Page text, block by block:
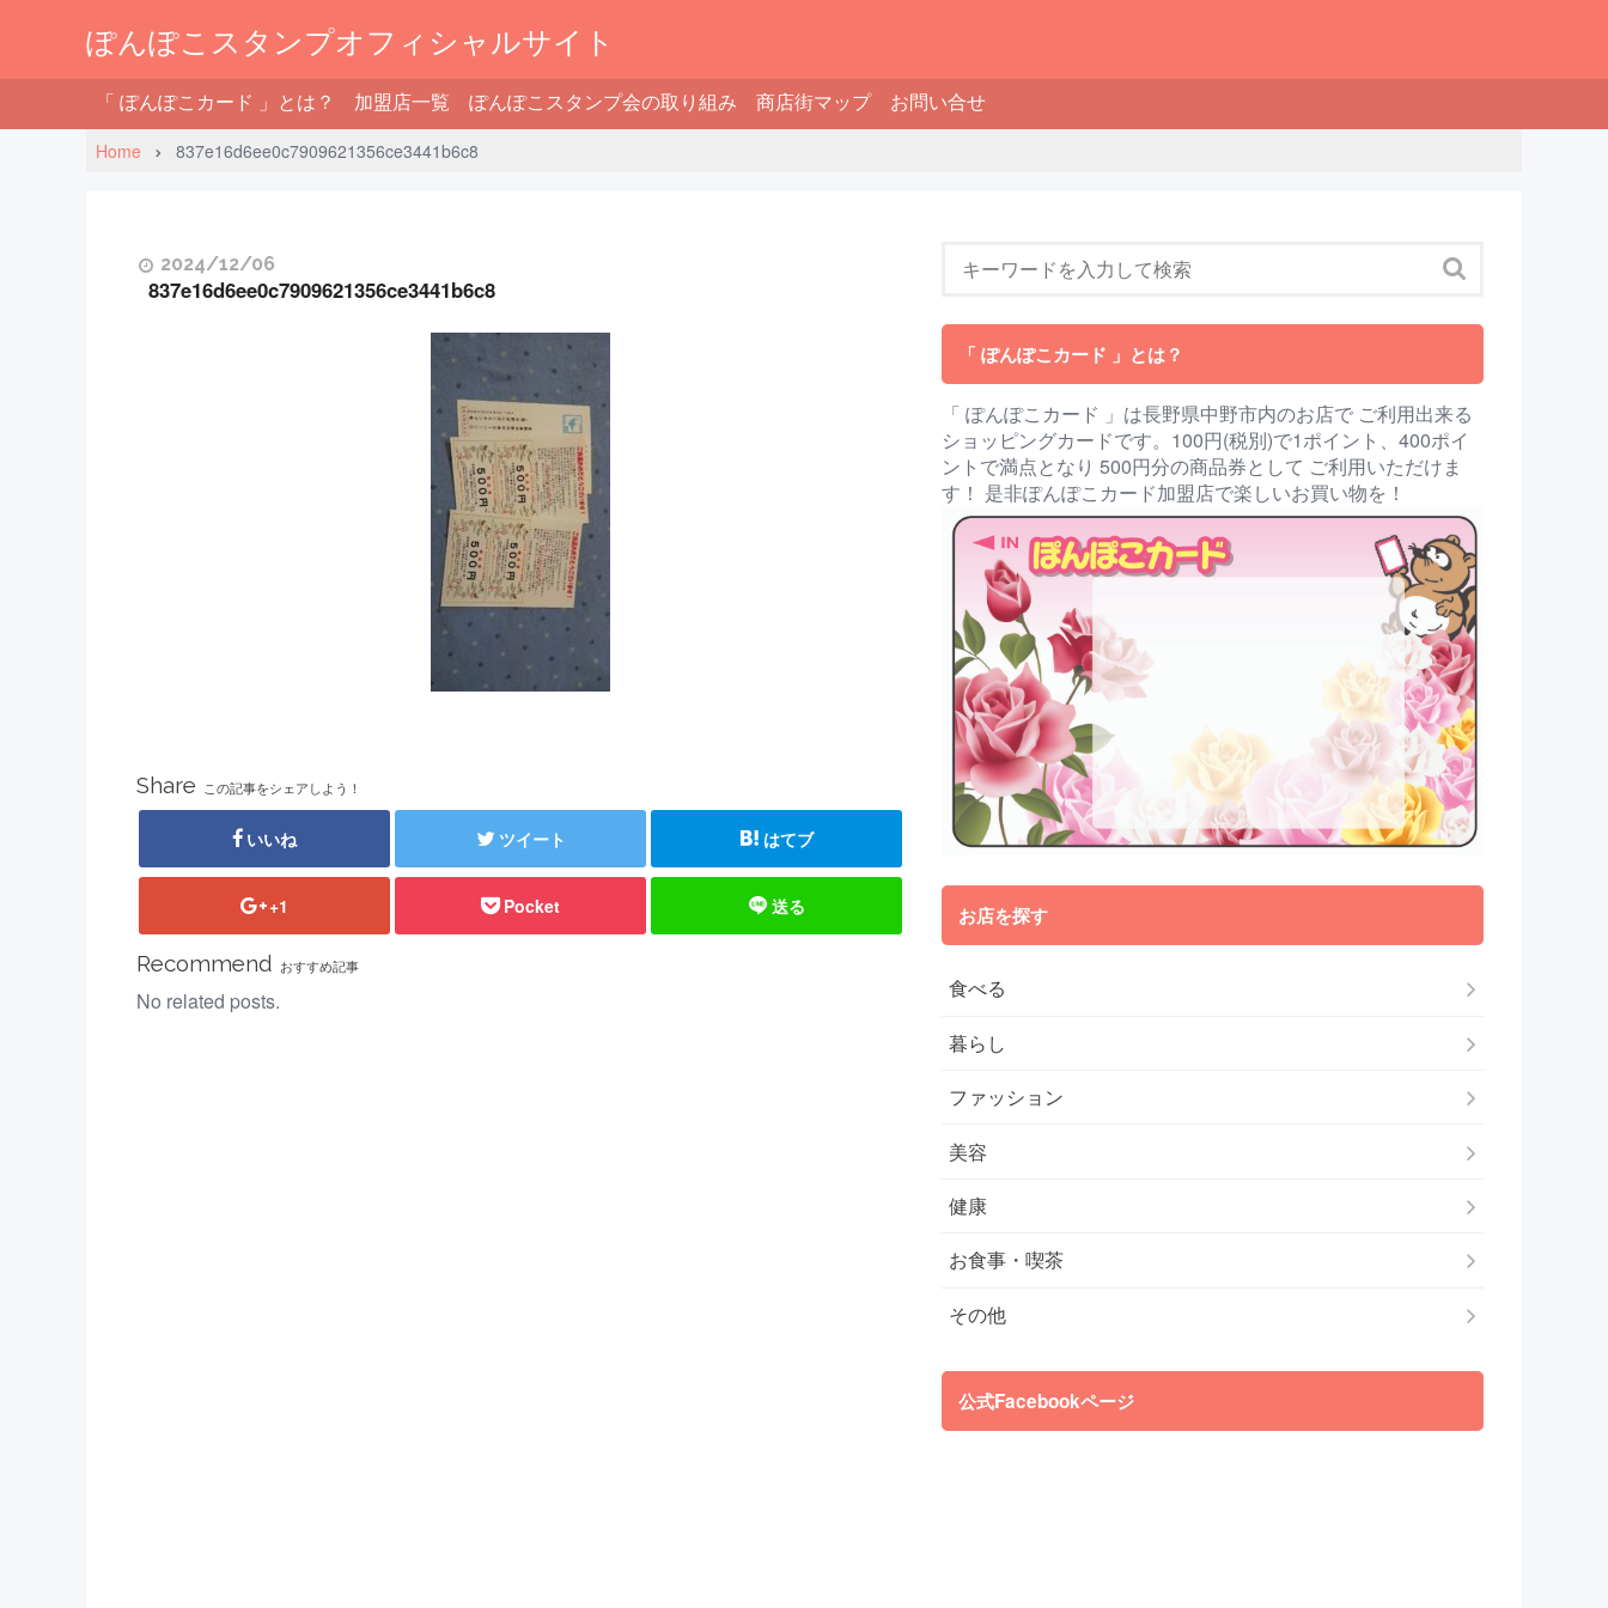
ぽんぽこスタンプオフィシャルサイト
「 ぽんぽこカード 」とは？ 加盟店一覧 ぽんぽこスタンプ会の取り組み 商店街マップ お問い合せ
Home 837e16d6ee0c7909621356ce3441b6c8
2024/12/06
837e16d6ee0c7909621356ce3441b6c8
Share この記事をシェアしよう！
いいね ツイート はてブ
+1 Pocket 送る
Recommend おすすめ記事
No related posts.
「 ぽんぽこカード 」とは？
「 ぽんぽこカード 」は長野県中野市内のお店で ご利用出来る
ショッピングカードです。100円(税別)で1ポイント、400ポイ
ントで満点となり 500円分の商品券として ご利用いただけま
す！ 是非ぽんぽこカード加盟店で楽しいお買い物を！
お店を探す
食べる
暮らし
ファッション
美容
健康
お食事・喫茶
その他
公式Facebookページ